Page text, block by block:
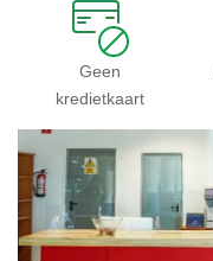
Geen
kredietkaart